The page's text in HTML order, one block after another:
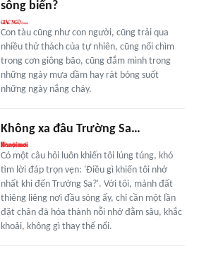
sông biển?
Con tàu cũng như con người, cũng trải qua
nhiều thử thách của tự nhiên, cũng nổi chìm
trong cơn giông bão, cũng đắm mình trong
những ngày mưa dầm hay rát bỏng suốt
những ngày nắng cháy.
Không xa đâu Trường Sa…
Có một câu hỏi luôn khiến tôi lúng túng, khó
tìm lời đáp trọn vẹn: 'Điều gì khiến tôi nhớ
nhất khi đến Trường Sa?'. Với tôi, mảnh đất
thiêng liêng nơi đầu sóng ấy, chỉ cần một lần
đặt chân đã hóa thành nỗi nhớ đằm sâu, khắc
khoải, không gì thay thế nổi.